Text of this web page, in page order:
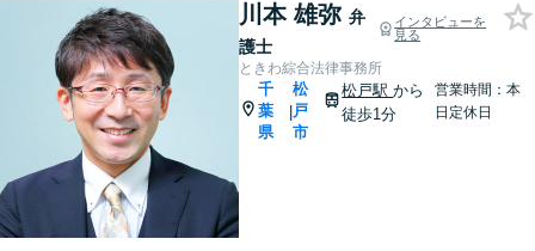
川本 雄弥 弁
護士
インタビューを
見る
ときわ綜合法律事務所
千
葉
県
|
松
戸
市
松戸駅から
徒歩1分
営業時間：本
日定休日